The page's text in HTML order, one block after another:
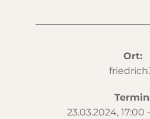
Ort:
23.03.2024, 17:00